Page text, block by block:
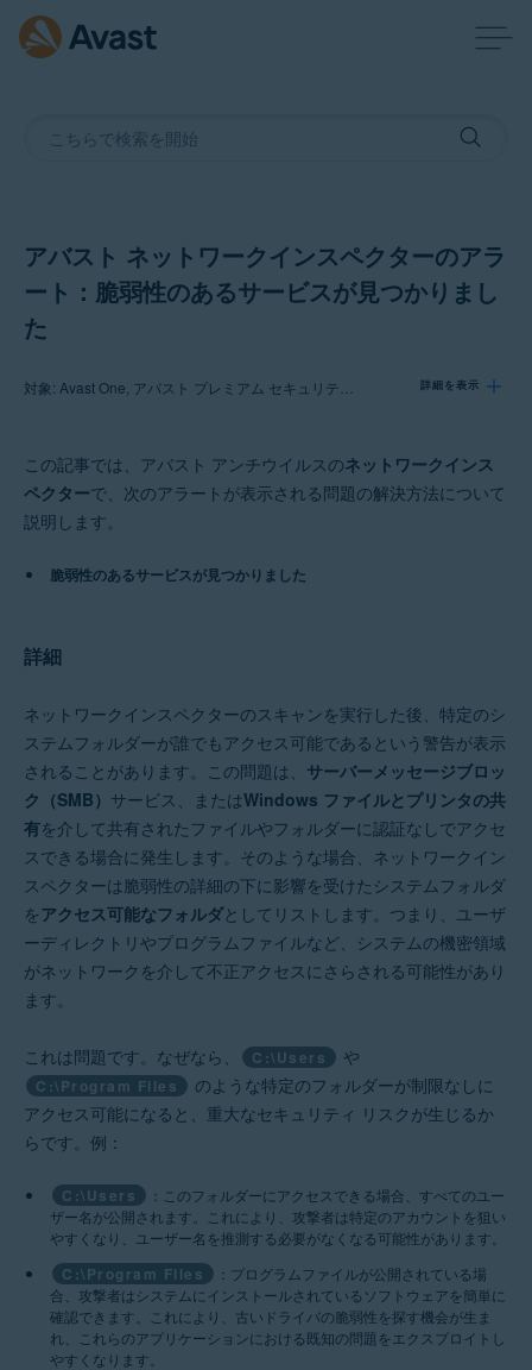
アバスト ネットワークインスペクターのアラ
ート：脆弱性のあるサービスが見つかりまし
た
詳細を表示
製品:
アバスト プレミアム セキュリティ
この記事では、アバスト アンチウイルスのネットワークインス
ペクターで、次のアラートが表示される問題の解決方法について
説明します。
脆弱性のあるサービスが見つかりました
詳細
ネットワークインスペクターのスキャンを実行した後、特定のシ
ステムフォルダーが誰でもアクセス可能であるという警告が表示
されることがあります。この問題は、 サーバーメッセージブロッ
ク（SMB） サービス、またはWindows ファイルとプリンタの共
有を介して共有されたファイルやフォルダーに認証なしでアクセ
スできる場合に発生します。そのような場合、ネットワークイン
スペクターは脆弱性の詳細の下に影響を受けたシステムフォルダ
をアクセス可能なフォルダとしてリストします。つまり、ユーザ
ーディレクトリやプログラムファイルなど、システムの機密領域
がネットワークを介して不正アクセスにさらされる可能性があり
ます。
これは問題です。なぜなら、 C:\Users や
C:\Program Files
のような特定のフォルダーが制限なしに
アクセス可能になると、重大なセキュリティ リスクが生じるか
らです。例：
C:\Users
：このフォルダーにアクセスできる場合、すべてのユー
ザー名が公開されます。これにより、攻撃者は特定のアカウントを狙い
やすくなり、ユーザー名を推測する必要がなくなる可能性があります。
C:\Program Files
：プログラムファイルが公開されている場
合、攻撃者はシステムにインストールされているソフトウェアを簡単に
確認できます。これにより、古いドライバの脆弱性を探す機会が生ま
れ、これらのアプリケーションにおける既知の問題をエクスプロイトし
やすくなります。